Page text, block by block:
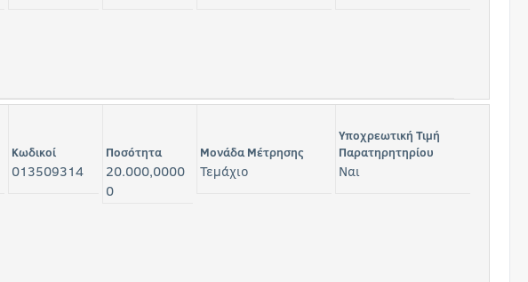
Κωδικοί
013509314
Ποσότητα
20.000,0000
0
Μονάδα Μέτρησης
Τεμάχιο
Υποχρεωτική Τιμή
Παρατηρητηρίου
Ναι